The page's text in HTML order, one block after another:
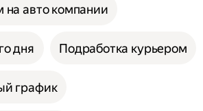
на авто компании
дня Подработка курьером
график